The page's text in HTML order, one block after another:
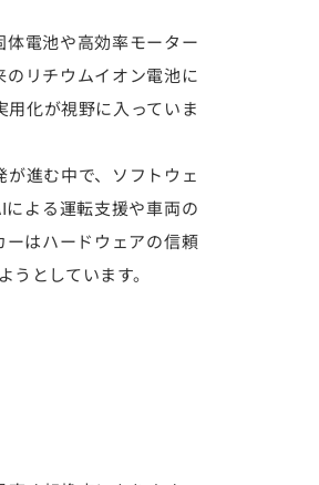
電池や高効率モーター
リチウムイオン電池に
化が視野に入っていま
進む中で、ソフトウェ
よる運転支援や車両の
はハードウェアの信頼
としています。